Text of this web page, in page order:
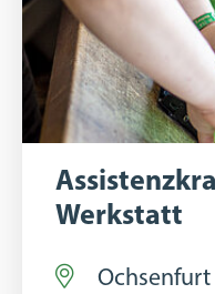
Werkstatt
Ochsenfurt